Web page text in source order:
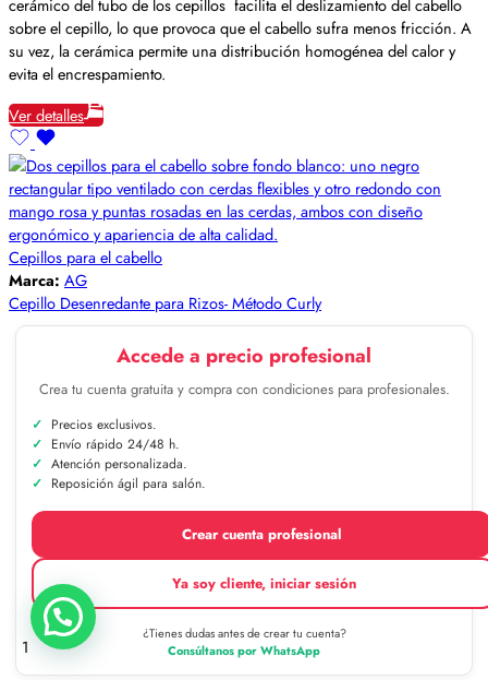
cerámico del tubo de los cepillos facilita el deslizamiento del cabello
sobre el cepillo, lo que provoca que el cabello sufra menos fricción. A
su vez, la cerámica permite una distribución homogénea del calor y
evita el encrespamiento.
Ver detalles
Cepillos para el cabello
Marca: AG
Cepillo Desenredante para Rizos- Método Curly
Accede a precio profesional
Crea tu cuenta gratuita y compra con condiciones para profesionales.
Precios exclusivos.
Envío rápido 24/48 h.
Atención personalizada.
Reposición ágil para salón.
Crear cuenta profesional
Ya soy cliente, iniciar sesión
¿Tienes dudas antes de crear tu cuenta?
Consúltanos por WhatsApp
1